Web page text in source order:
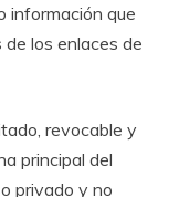
información que
los enlaces de
revocable y
principal del
privado y no